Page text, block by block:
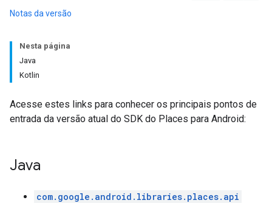
Notas da versão
Nesta página
Java
Kotlin
Acesse estes links para conhecer os principais pontos de
entrada da versão atual do SDK do Places para Android:
Java
com.google.android.libraries.places.api